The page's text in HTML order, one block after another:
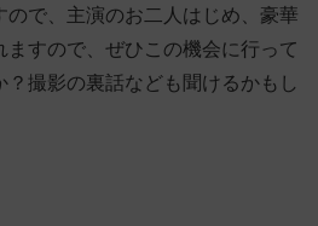
ので、主演のお二人はじめ、豪華
ますので、ぜひこの機会に行って
撮影の裏話なども聞けるかもし